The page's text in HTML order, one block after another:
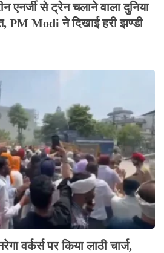
से ट्रेन चलाने वाला दुनिया
PM Modi ने दिखाई हरी झण्डी
वर्कर्स पर किया लाठी चार्ज,